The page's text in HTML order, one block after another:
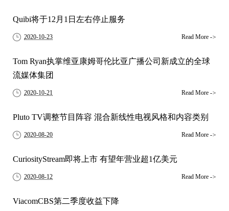
Quibi将于12月1日左右停止服务
2020-10-23 Read More ->
Tom Ryan执掌维亚康姆哥伦比亚广播公司新成立的全球
流媒体集团
2020-10-21 Read More ->
Pluto TV调整节目阵容 混合新线性电视风格和内容类别
2020-08-20 Read More ->
CuriosityStream即将上市 有望年营业超1亿美元
2020-08-12 Read More ->
ViacomCBS第二季度收益下降